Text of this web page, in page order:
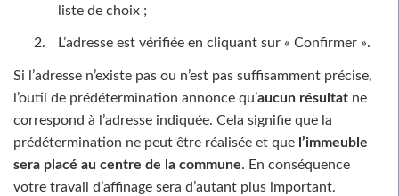
liste de choix ;
L’adresse est vérifiée en cliquant sur « Confirmer ».
Si l’adresse n’existe pas ou n’est pas suffisamment précise,
l’outil de prédétermination annonce qu’aucun résultat ne
correspond à l’adresse indiquée. Cela signifie que la
prédétermination ne peut être réalisée et que l’immeuble
sera placé au centre de la commune. En conséquence
votre travail d’affinage sera d’autant plus important.